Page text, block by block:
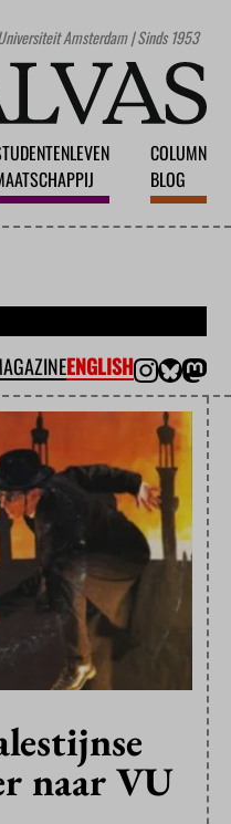
Amsterdam | Sinds 1953
COLUMN
BLOG
ENGLISH
naar VU